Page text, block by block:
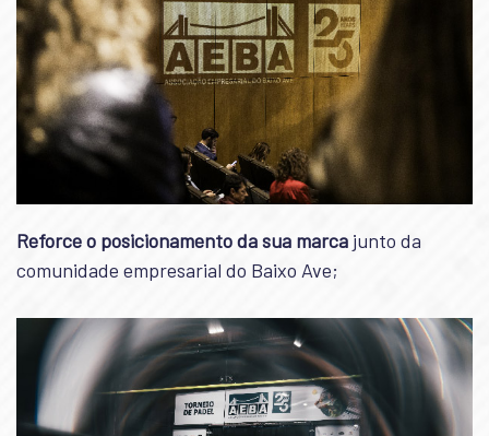
Reforce o posicionamento da sua marca junto da
comunidade empresarial do Baixo Ave;